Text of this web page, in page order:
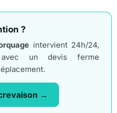
?
intervient 24h/24,
un devis ferme
→